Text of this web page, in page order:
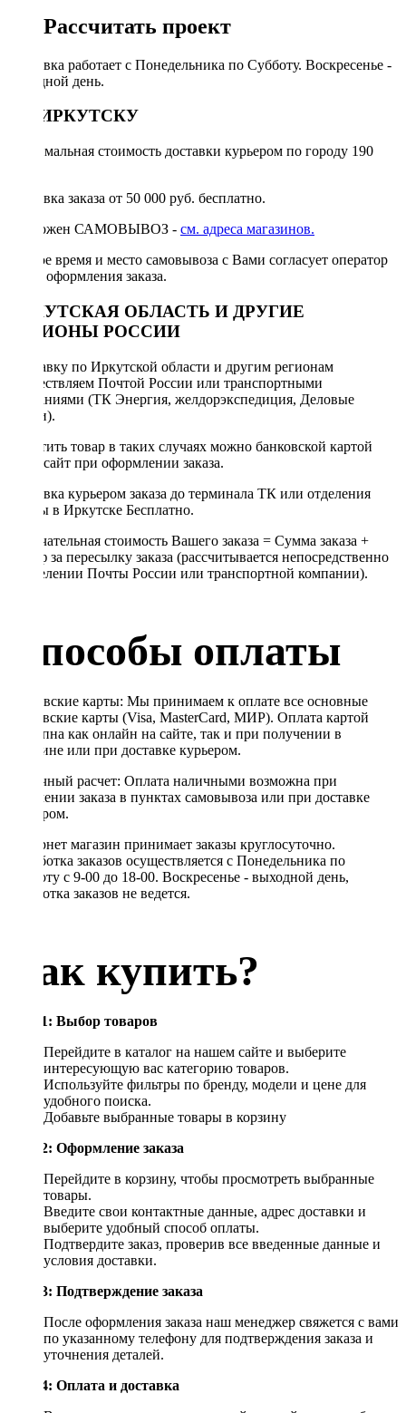
Рассчитать проект
Доставка работает с Понедельника по Субботу. Воскресенье -
выходной день.
ПО ИРКУТСКУ
Минимальная стоимость доставки курьером по городу 190
Доставка заказа от 50 000 руб. бесплатно.
Возможен САМОВЫВОЗ - см. адреса магазинов.
Точное время и место самовывоза с Вами согласует оператор
после оформления заказа.
ИРКУТСКАЯ ОБЛАСТЬ И ДРУГИЕ
РЕГИОНЫ РОССИИ
Отправку по Иркутской области и другим регионам
осуществляем Почтой России или транспортными
компаниями (ТК Энергия, желдорэкспедиция, Деловые
линии).
Оплатить товар в таких случаях можно банковской картой
через сайт при оформлении заказа.
Доставка курьером заказа до терминала ТК или отделения
Почты в Иркутске Бесплатно.
Окончательная стоимость Вашего заказа = Сумма заказа +
Тариф за пересылку заказа (рассчитывается непосредственно
в отделении Почты России или транспортной компании).
Способы оплаты
Банковские карты: Мы принимаем к оплате все основные
банковские карты (Visa, MasterCard, МИР). Оплата картой
доступна как онлайн на сайте, так и при получении в
магазине или при доставке курьером.
Наличный расчет: Оплата наличными возможна при
получении заказа в пунктах самовывоза или при доставке
курьером.
Интернет магазин принимает заказы круглосуточно.
Обработка заказов осуществляется с Понедельника по
Субботу с 9-00 до 18-00. Воскресенье - выходной день,
обработка заказов не ведется.
Как купить?
Шаг 1: Выбор товаров
Перейдите в каталог на нашем сайте и выберите
интересующую вас категорию товаров.
Используйте фильтры по бренду, модели и цене для
удобного поиска.
Добавьте выбранные товары в корзину
Шаг 2: Оформление заказа
Перейдите в корзину, чтобы просмотреть выбранные
товары.
Введите свои контактные данные, адрес доставки и
выберите удобный способ оплаты.
Подтвердите заказ, проверив все введенные данные и
условия доставки.
Шаг 3: Подтверждение заказа
После оформления заказа наш менеджер свяжется с вами
по указанному телефону для подтверждения заказа и
уточнения деталей.
Шаг 4: Оплата и доставка